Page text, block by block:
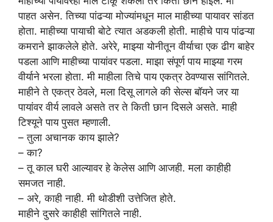
पाहत असेन. तिच्या पांढऱ्या मोज्यांमधून माल माहीच्या पायावर सांडत
होता. माहीच्या पायाची बोटे त्यात अडकली होती. माहीचे पाय पांढऱ्या
कमराने झाकलेले होते. अरेरे, माझ्या योनीतून वीर्याचा एक ढीग बाहेर
पडला आणि माहीच्या पायांवर पडला. माझा संपूर्ण पाय माझ्या गरम
वीर्याने भरला होता. मी माहीला तिचे पाय एकत्र ठेवण्यास सांगितले.
माहीने ते एकत्र ठेवले, मला दिसू लागले की सेल्स बॉयने जर या
पायांवर वीर्य लावले असते तर ते किती छान दिसले असते. माही
टिश्यूने पाय पुसत म्हणाली.
– तुला अचानक काय झाले?
– का?
– तू काल घरी आल्यावर हे केलेस आणि आजही. मला काहीही
समजत नाही.
– अरे, काही नाही. मी थोडीशी उत्तेजित होते.
माहीने दुसरे काहीही सांगितले नाही.